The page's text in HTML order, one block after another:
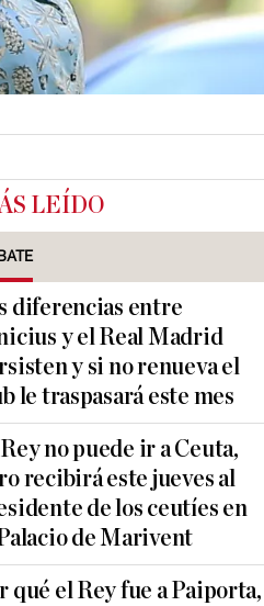
LEÍDO
diferencias entre
y el Real Madrid
y si no renueva el
le traspasará este mes
no puede ir a Ceuta,
recibirá este jueves al
de los ceutíes en
de Marivent
qué el Rey fue a Paiporta,